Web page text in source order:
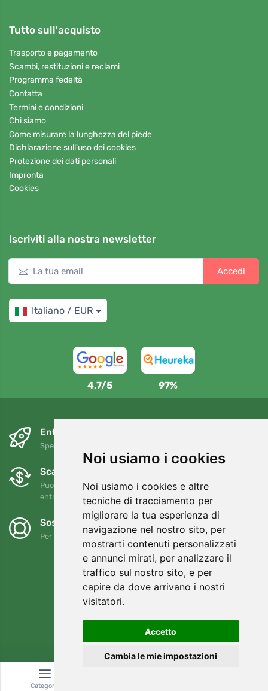
Noi usiamo i cookies
Noi usiamo i cookies e altre
tecniche di tracciamento per
migliorare la tua esperienza di
navigazione nel nostro sito, per
mostrarti contenuti personalizzati
e annunci mirati, per analizzare il
traffico sul nostro sito, e per
capire da dove arrivano i nostri
visitatori.
Accetto
Cambia le mie impostazioni
Tutto sull'acquisto
Trasporto e pagamento
Scambi, restituzioni e reclami
Programma fedeltà
Contatta
Termini e condizioni
Chi siamo
Come misurare la lunghezza del piede
Dichiarazione sull'uso dei cookies
Protezione dei dati personali
Impronta
Cookies
Iscriviti alla nostra newsletter
Accedi
Italiano / EUR
4,7/5 97%
Entro il giorno successivo e gratuitamente
Spedizione gratuita per ordini superiori a 80 EUR
Scambi e resi gratuiti
Puoi restituire o cambiare il tuo ordine in qualsiasi momento
entro 90 giorni
Sosteniamo Trees.org
Per ogni ordine piantiamo un albero! Leggi di piùChi siamo
Categoria